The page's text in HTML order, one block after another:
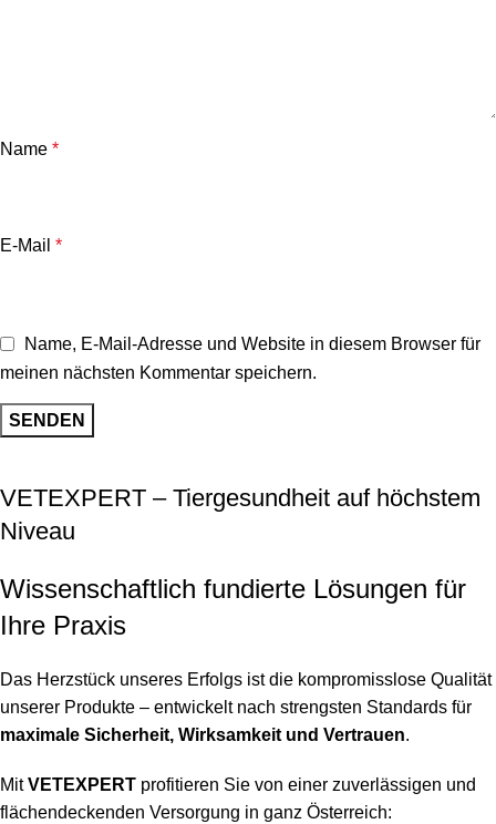
Name *
E-Mail *
Name, E-Mail-Adresse und Website in diesem Browser für
meinen nächsten Kommentar speichern.
VETEXPERT – Tiergesundheit auf höchstem
Niveau
Wissenschaftlich fundierte Lösungen für
Ihre Praxis
Das Herzstück unseres Erfolgs ist die kompromisslose Qualität
unserer Produkte – entwickelt nach strengsten Standards für
maximale Sicherheit, Wirksamkeit und Vertrauen.
MitVETEXPERT profitieren Sie von einer zuverlässigen und
flächendeckenden Versorgung in ganz Österreich: